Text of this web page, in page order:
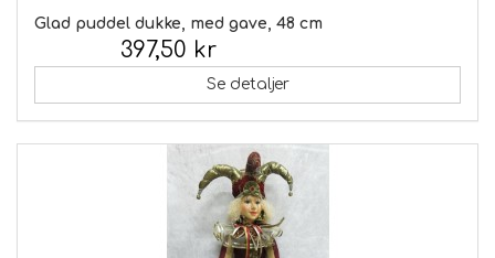
Glad puddel dukke, med gave, 48 cm
397,50 kr
Se detaljer